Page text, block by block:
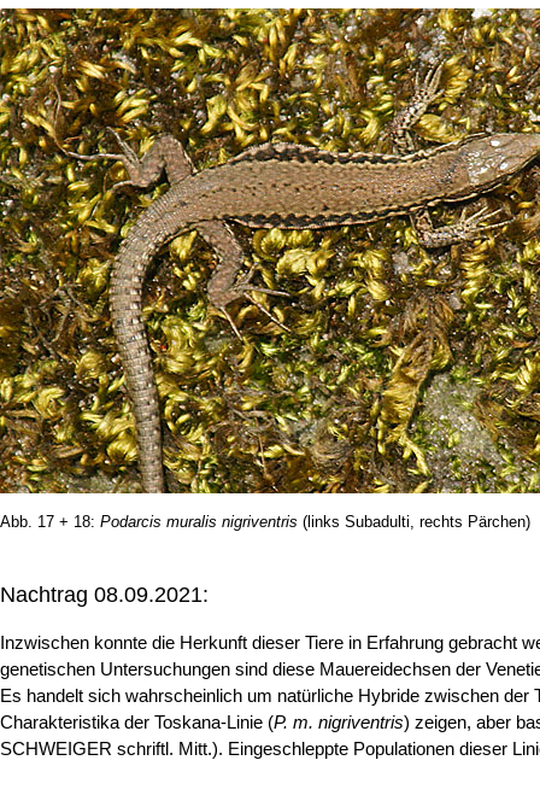
Abb. 17 + 18: Podarcis muralis nigriventris (links Subadulti, rechts Pärchen)
Nachtrag 08.09.2021:
Inzwischen konnte die Herkunft dieser Tiere in Erfahrung gebracht
genetischen Untersuchungen sind diese Mauereidechsen der
Es handelt sich wahrscheinlich um natürliche Hybride zwischen
Charakteristika der Toskana-Linie (P. m. nigriventris) zeigen, aber
SCHWEIGER schriftl. Mitt.). Eingeschleppte Populationen dieser